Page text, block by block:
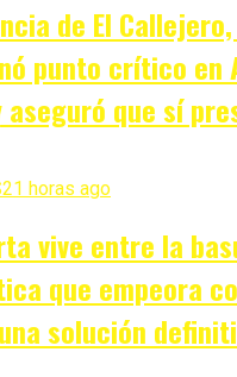
de El Callejero,
punto crítico en
aseguró que sí
21 horas ago
vive entre la
que empeora
solución